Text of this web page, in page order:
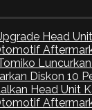
Head
Diskon 10
Head Unit